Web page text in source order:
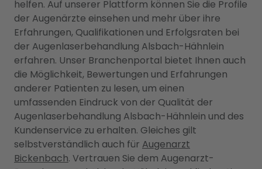
helfen. Auf unserer Plattform können Sie die Profile
der Augenärzte einsehen und mehr über ihre
Erfahrungen, Qualifikationen und Erfolgsraten bei
der Augenlaserbehandlung Alsbach-Hähnlein
erfahren. Unser Branchenportal bietet Ihnen auch
die Möglichkeit, Bewertungen und Erfahrungen
anderer Patienten zu lesen, um einen
umfassenden Eindruck von der Qualität der
Augenlaserbehandlung Alsbach-Hähnlein und des
Kundenservice zu erhalten. Gleiches gilt
selbstverständlich auch für Augenarzt
Bickenbach. Vertrauen Sie dem Augenarzt-